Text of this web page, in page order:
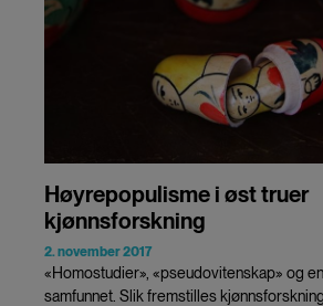
Høyrepopulisme i øst truer
kjønnsforskning
2. november 2017
«Homostudier», «pseudovitenskap» og
samfunnet. Slik fremstilles